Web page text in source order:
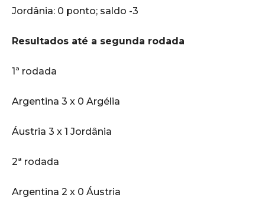
Jordânia: 0 ponto; saldo -3
Resultados até a segunda rodada
1ª rodada
Argentina 3 x 0 Argélia
Áustria 3 x 1 Jordânia
2ª rodada
Argentina 2 x 0 Áustria